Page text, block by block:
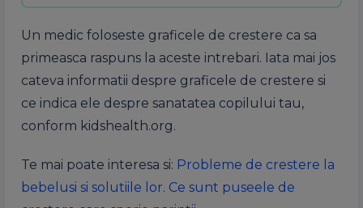
Un medic foloseste graficele de crestere ca sa
primeasca raspuns la aceste intrebari. Iata mai jos
cateva informatii despre graficele de crestere si
ce indica ele despre sanatatea copilului tau,
conform kidshealth.org.
Te mai poate interesa si: Probleme de crestere la
bebelusi si solutiile lor. Ce sunt puseele de